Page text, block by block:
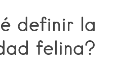
definir la
felina?